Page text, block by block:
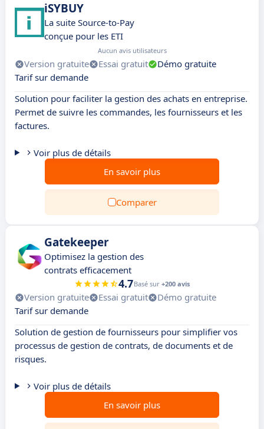
iSYBUY
La suite Source-to-Pay
conçue pour les ETI
Aucun avis utilisateurs
Version gratuite Essai gratuit
Démo gratuite
Tarif sur demande
Solution pour faciliter la gestion des achats en entreprise.
Permet de suivre les commandes, les fournisseurs et les
factures.
Voir plus de détails
En savoir plus
Comparer
Gatekeeper
Optimisez la gestion des
contrats efficacement
4.7Basé sur +200 avis
Version gratuite Essai gratuit
Démo gratuite
Tarif sur demande
Solution de gestion de fournisseurs pour simplifier vos
processus de gestion de contrats, de documents et de
risques.
Voir plus de détails
En savoir plus